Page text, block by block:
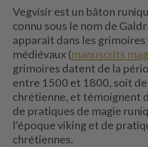
Vegvisir est un bâton
connu sous le nom de
apparaît dans les grimoires
médiévaux (manuscrits
grimoires datent de la
entre 1500 et 1800, soit de
chrétienne, et témoignent
de pratiques de magie
l’époque viking et de
chrétiennes.